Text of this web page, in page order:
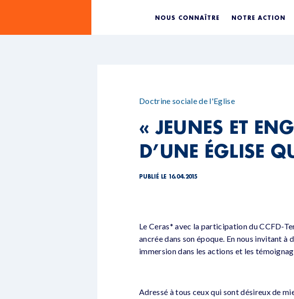
NOUS CONNAÎTRE NOTRE ACTION
Doctrine sociale de l'Eglise
« JEUNES ET
D’UNE ÉGLISE
PUBLIÉ LE 16.04.2015
Le Ceras* avec la participation du CCFD-
ancrée dans son époque. En nous invitant à
immersion dans les actions et les
Adressé à tous ceux qui sont désireux de